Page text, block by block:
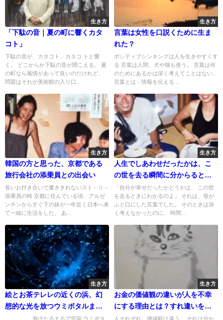
生き方
「下駄の音｜夏の町に響くカタ
コト」
下駄の音が、カタコト、カタコ トと響
く。 どこからか下駄の音が聞こえる。 夏
の町なら風情があって良いのだけれど、
問題はそれが美術館の入り口...
生き方
言葉は女性を口説くために生ま
れた？
ポシティブシンキングは人を生きやすくす
る 言葉は人間、犬や猫も使う。 言葉は何
のためにあるかは深く考えてことはない。
言葉とは：情報を伝える...
生き方
韓国の方と思った、京都である
旅行会社の添乗員との出会い
長いお付き合いで書ききれないスト－リ－
添乗員の時 京都に住んでいる頃、アルゼ
ンチンからすぐ下の妹が一年近く日本へ来
て一緒に生活をした。 あ...
生き方
人生でしあわせだったかは、こ
の世を去る瞬間に分からると言
ってた母
「自分が幸せだったかどうかは、 この世
を去るときにわかるのよ」 それは、母が
ふと口にした言葉でした。 そのときは深
く考えなかったのに、 時間...
生き方
絵とお茶テレレの近くの浜、幻
想的な光を放つウミボタルまる
海ほたるまるで宇宙 ウミボタ
生き方
お金の価値観の違いが人を不幸
にする理由とは？すれ違いを生
まない考え方
人それぞれ、価値観は違う。 それは分か